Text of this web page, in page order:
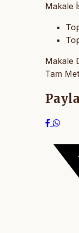
Makale
Makale
Tam